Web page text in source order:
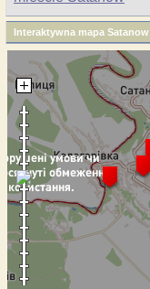
Interaktywna mapa Satanow